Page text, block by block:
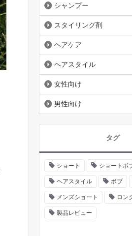
シャンプー
スタイリング剤
ヘアケア
ヘアスタイル
女性向け
男性向け
タグ
ショート ショートボ
ヘアスタイル ボブ
メンズショート ロン
製品レビュー